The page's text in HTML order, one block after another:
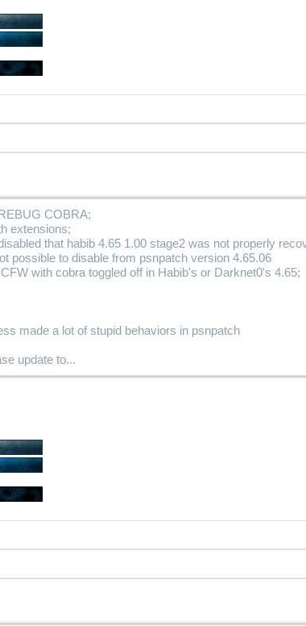
COBRA;
extensions;
that habib 4.65 1.00 stage2 was not properly
possible to disable from psnpatch version 4.65.06
with cobra toggled off in Habib's or Darknet0's 4.65;
made a lot of stupid behaviors in psnpatch
update to...